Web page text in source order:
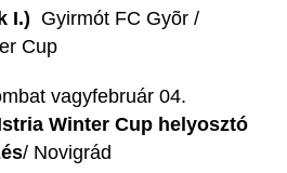
I.)  Gyirmót FC Gyõr /
Cup
vagyfebruár 04.
Winter Cup helyosztó
/ Novigrád